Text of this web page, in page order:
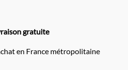
gratuite
en France métropolitaine